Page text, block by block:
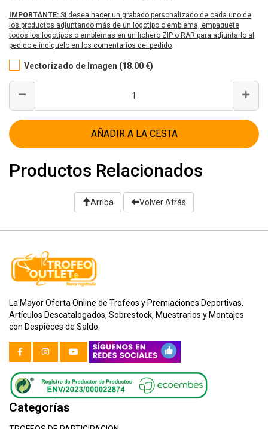
IMPORTANTE: Si desea hacer un grabado personalizado de cada uno de
los productos adjuntando más de un logotipo o emblema, empaquete
todos los logotipos o emblemas en un fichero ZIP o RAR para adjuntarlo al
pedido e indiquelo en los comentarios del pedido.
Vectorizado de Imagen (18.00 €)
AÑADIR A LA CESTA
Productos Relacionados
Arriba Volver Atrás
La Mayor Oferta Online de Trofeos y Premiaciones Deportivas.
Artículos Descatalogados, Sobrestock, Muestrarios y Montajes
con Despieces de Saldo.
Categorías